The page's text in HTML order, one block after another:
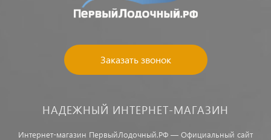
Заказать звонок
НАДЕЖНЫЙ ИНТЕРНЕТ-МАГАЗИН
Интернет-магазин ПервыйЛодочный.РФ — Официальный сайт